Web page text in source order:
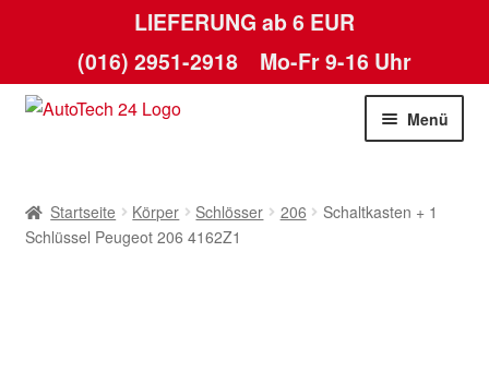
LIEFERUNG ab 6 EUR
(016) 2951-2918 Mo-Fr 9-16 Uhr
Zur
Zum
Menü
AGB
Startseite Körper Schlösser 206
Schaltkasten + 1
Schlüssel Peugeot 206 4162Z1